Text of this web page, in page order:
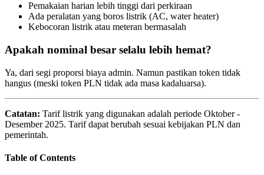
Pemakaian harian lebih tinggi dari perkiraan
Ada peralatan yang boros listrik (AC, water heater)
Kebocoran listrik atau meteran bermasalah
Apakah nominal besar selalu lebih hemat?
Ya, dari segi proporsi biaya admin. Namun pastikan token tidak
hangus (meski token PLN tidak ada masa kadaluarsa).
Catatan: Tarif listrik yang digunakan adalah periode Oktober -
Desember 2025. Tarif dapat berubah sesuai kebijakan PLN dan
pemerintah.
Table of Contents